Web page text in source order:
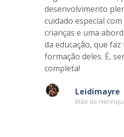
O Darwin, no
de aula. A escola
seguro e acolhedor,
desenvolvimento
cuidado especial
crianças e uma
formação deles. É,
completa!